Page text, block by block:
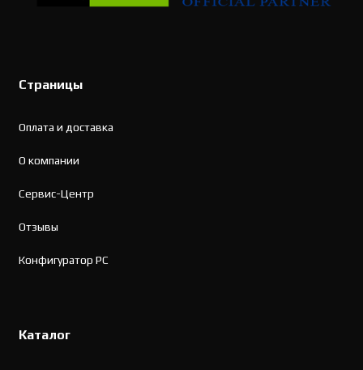
Страницы
Оплата и доставка
О компании
Сервис-Центр
Отзывы
Конфигуратор PC
Каталог